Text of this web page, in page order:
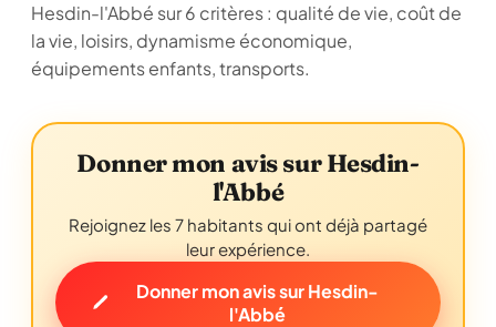
Hesdin-l'Abbé sur 6 critères : qualité de vie, coût de
la vie, loisirs, dynamisme économique,
équipements enfants, transports.
Donner mon avis sur Hesdin-
l'Abbé
Rejoignez les 7 habitants qui ont déjà partagé
leur expérience.
Donner mon avis sur Hesdin-
l'Abbé